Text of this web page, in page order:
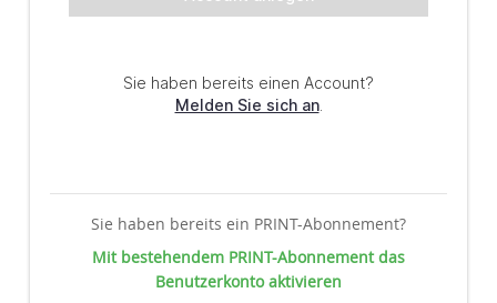
Sie haben bereits ein PRINT-Abonnement?
Mit bestehendem PRINT-Abonnement das
Benutzerkonto aktivieren